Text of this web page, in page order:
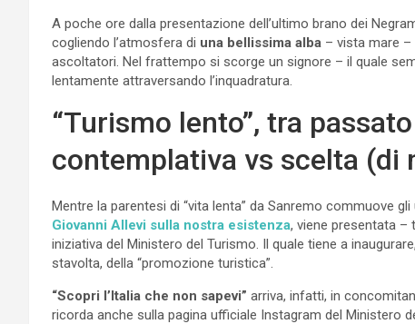
A poche ore dalla presentazione dell’ultimo brano dei
cogliendo l’atmosfera di una bellissima alba – vista mare –
ascoltatori. Nel frattempo si scorge un signore – il quale
lentamente attraversando l’inquadratura.
“Turismo lento”, tra
contemplativa vs scelta (di
Mentre la parentesi di “vita lenta” da Sanremo commuove
Giovanni Allevi sulla nostra esistenza, viene presentata –
iniziativa del Ministero del Turismo. Il quale tiene a
stavolta, della “promozione turistica”.
“Scopri l’Italia che non sapevi” arriva, infatti, in
ricorda anche sulla pagina ufficiale Instagram del Ministero